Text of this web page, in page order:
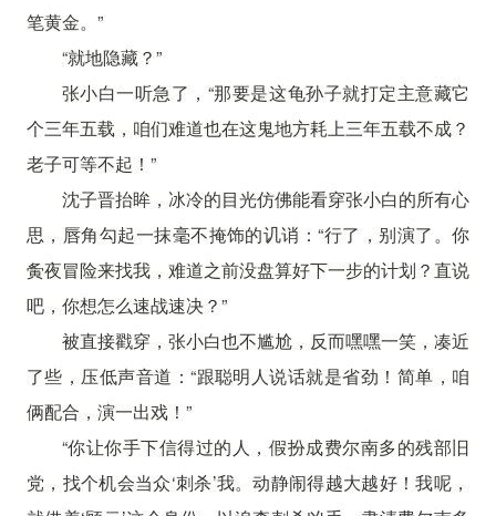
笔黄金。”
“就地隐藏？”
张小白一听急了，“那要是这龟孙子就打定主意藏它
个三年五载，咱们难道也在这鬼地方耗上三年五载不成？
老子可等不起！”
沈子晋抬眸，冰冷的目光仿佛能看穿张小白的所有心
思，唇角勾起一抹毫不掩饰的讥诮：“行了，别演了。你
夤夜冒险来找我，难道之前没盘算好下一步的计划？直说
吧，你想怎么速战速决？”
被直接戳穿，张小白也不尴尬，反而嘿嘿一笑，凑近
了些，压低声音道：“跟聪明人说话就是省劲！简单，咱
俩配合，演一出戏！”
“你让你手下信得过的人，假扮成费尔南多的残部旧
党，找个机会当众‘刺杀’我。动静闹得越大越好！我呢，